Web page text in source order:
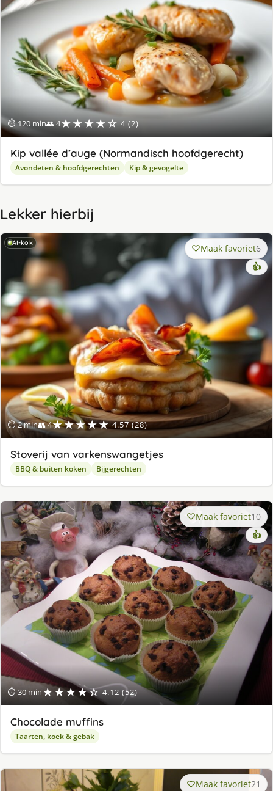
⏱ 120 min👥 4★★★★☆ 4 (2)
Kip vallée d’auge (Normandisch hoofdgerecht)
Avondeten & hoofdgerechten Kip & gevogelte
Lekker hierbij
AI-kok
⏱ 2 min👥 4★★★★★ 4.57 (28)
Maak favoriet6
👍
Stoverij van varkenswangetjes
BBQ & buiten koken Bijgerechten
⏱ 30 min★★★★☆ 4.12 (52)
Maak favoriet10
👍
Chocolade muffins
Taarten, koek & gebak
Maak favoriet21